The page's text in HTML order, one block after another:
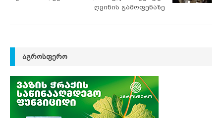
ღვინის გამოფენაზე
ᲐᲒᲠᲝᲡᲤᲔᲠᲝ